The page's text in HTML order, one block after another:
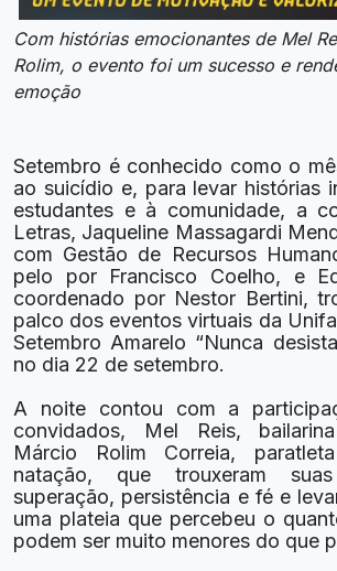
Com histórias emocionantes de Mel
Rolim, o evento foi um sucesso e
emoção
Setembro é conhecido como o
ao suicídio e, para levar histórias
estudantes e à comunidade, a
Letras, Jaqueline Massagardi
com Gestão de Recursos
pelo por Francisco Coelho, e
coordenado por Nestor Bertini,
palco dos eventos virtuais da
Setembro Amarelo “Nunca
no dia 22 de setembro.
A noite contou com a
convidados, Mel Reis,
Márcio Rolim Correia,
natação, que trouxeram
superação, persistência e fé e
uma plateia que percebeu o
podem ser muito menores do que